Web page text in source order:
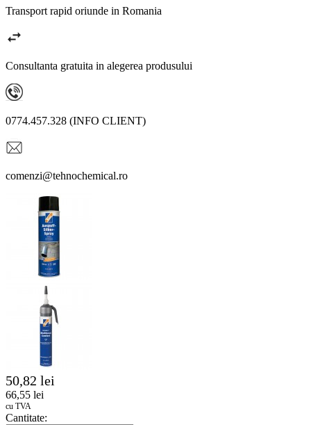
Transport rapid oriunde in Romania
Consultanta gratuita in alegerea produsului
0774.457.328 (INFO CLIENT)
comenzi@tehnochemical.ro
50,82 lei
66,55 lei
cu TVA
Cantitate: